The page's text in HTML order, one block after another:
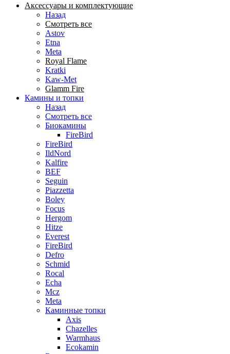
Аксессуары и комплектующие
Назад
Смотреть все
Astov
Etna
Meta
Royal Flame
Kratki
Kaw-Met
Glamm Fire
Камины и топки
Назад
Смотреть все
Биокамины
FireBird
FireBird
IldNord
Kalfire
BEF
Seguin
Piazzetta
Boley
Focus
Hergom
Hitze
Everest
FireBird
Defro
Schmid
Rocal
Echa
Mcz
Meta
Каминные топки
Axis
Chazelles
Warmhaus
Ecokamin